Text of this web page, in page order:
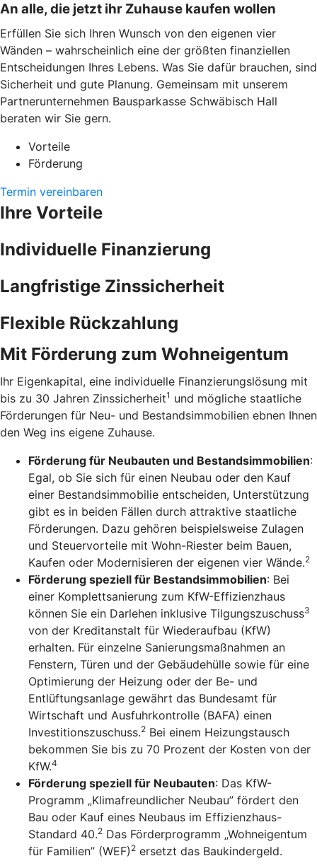
An alle, die jetzt ihr Zuhause kaufen wollen
Erfüllen Sie sich Ihren Wunsch von den eigenen vier
Wänden – wahrscheinlich eine der größten finanziellen
Entscheidungen Ihres Lebens. Was Sie dafür brauchen, sind
Sicherheit und gute Planung. Gemeinsam mit unserem
Partnerunternehmen Bausparkasse Schwäbisch Hall
beraten wir Sie gern.
Vorteile
Förderung
Termin vereinbaren
Ihre Vorteile
Individuelle Finanzierung
Langfristige Zinssicherheit
Flexible Rückzahlung
Mit Förderung zum Wohneigentum
Ihr Eigenkapital, eine individuelle Finanzierungslösung mit
bis zu 30 Jahren Zinssicherheit1 und mögliche staatliche
Förderungen für Neu- und Bestandsimmobilien ebnen Ihnen
den Weg ins eigene Zuhause.
Förderung für Neubauten und Bestandsimmobilien:
Egal, ob Sie sich für einen Neubau oder den Kauf
einer Bestandsimmobilie entscheiden, Unterstützung
gibt es in beiden Fällen durch attraktive staatliche
Förderungen. Dazu gehören beispielsweise Zulagen
und Steuervorteile mit Wohn-Riester beim Bauen,
Kaufen oder Modernisieren der eigenen vier Wände.2
Förderung speziell für Bestandsimmobilien: Bei
einer Komplettsanierung zum KfW-Effizienzhaus
können Sie ein Darlehen inklusive Tilgungszuschuss3
von der Kreditanstalt für Wiederaufbau (KfW)
erhalten. Für einzelne Sanierungsmaßnahmen an
Fenstern, Türen und der Gebäudehülle sowie für eine
Optimierung der Heizung oder der Be- und
Entlüftungsanlage gewährt das Bundesamt für
Wirtschaft und Ausfuhrkontrolle (BAFA) einen
Investitionszuschuss.2 Bei einem Heizungstausch
bekommen Sie bis zu 70 Prozent der Kosten von der
KfW.4
Förderung speziell für Neubauten: Das KfW-
Programm „Klimafreundlicher Neubau” fördert den
Bau oder Kauf eines Neubaus im Effizienzhaus-
Standard 40.2 Das Förderprogramm „Wohneigentum
für Familien” (WEF) 2 ersetzt das Baukindergeld.